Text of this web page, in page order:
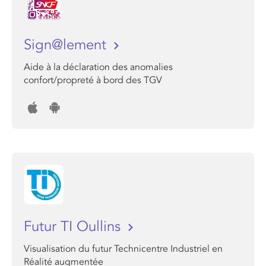
Sign@lement
Aide à la déclaration des anomalies
confort/propreté à bord des TGV
Futur TI Oullins
Visualisation du futur Technicentre Industriel en
Réalité augmentée